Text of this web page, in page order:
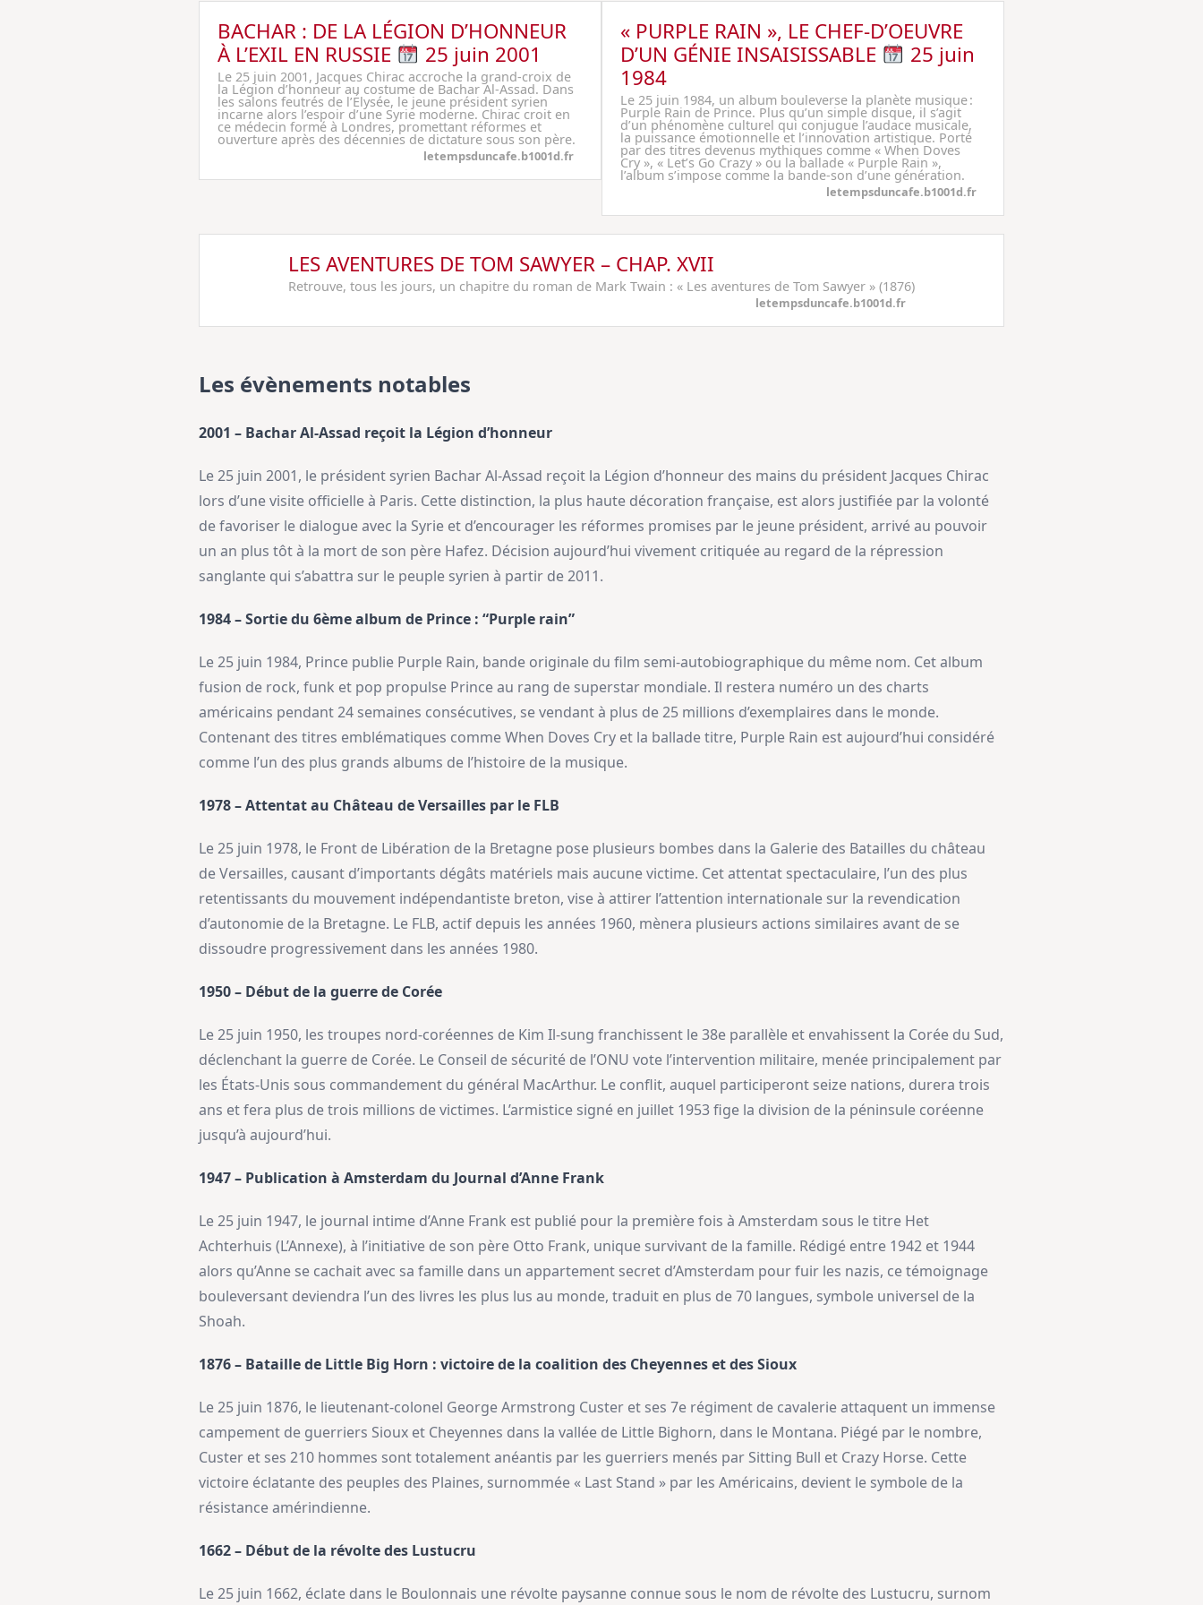
BACHAR : DE LA LÉGION D’HONNEUR
À L’EXIL EN RUSSIE
25 juin 2001
Le 25 juin 2001, Jacques Chirac accroche la grand-croix de
la Légion d’honneur au costume de Bachar Al-Assad. Dans
les salons feutrés de l’Élysée, le jeune président syrien
incarne alors l’espoir d’une Syrie moderne. Chirac croit en
ce médecin formé à Londres, promettant réformes et
ouverture après des décennies de dictature sous son père.
letempsduncafe.b1001d.fr
« PURPLE RAIN », LE CHEF-D’OEUVRE
D’UN GÉNIE INSAISISSABLE
25 juin
1984
Le 25 juin 1984, un album bouleverse la planète musique :
Purple Rain de Prince. Plus qu’un simple disque, il s’agit
d’un phénomène culturel qui conjugue l’audace musicale,
la puissance émotionnelle et l’innovation artistique. Porté
par des titres devenus mythiques comme « When Doves
Cry », « Let’s Go Crazy » ou la ballade « Purple Rain »,
l’album s’impose comme la bande-son d’une génération.
letempsduncafe.b1001d.fr
LES AVENTURES DE TOM SAWYER – CHAP. XVII
Retrouve, tous les jours, un chapitre du roman de Mark Twain : « Les aventures de Tom Sawyer » (1876)
letempsduncafe.b1001d.fr
Les évènements notables
2001 – Bachar Al-Assad reçoit la Légion d’honneur
Le 25 juin 2001, le président syrien Bachar Al-Assad reçoit la Légion d’honneur des mains du président Jacques Chirac
lors d’une visite officielle à Paris. Cette distinction, la plus haute décoration française, est alors justifiée par la volonté
de favoriser le dialogue avec la Syrie et d’encourager les réformes promises par le jeune président, arrivé au pouvoir
un an plus tôt à la mort de son père Hafez. Décision aujourd’hui vivement critiquée au regard de la répression
sanglante qui s’abattra sur le peuple syrien à partir de 2011.
1984 – Sortie du 6ème album de Prince : “Purple rain”
Le 25 juin 1984, Prince publie Purple Rain, bande originale du film semi-autobiographique du même nom. Cet album
fusion de rock, funk et pop propulse Prince au rang de superstar mondiale. Il restera numéro un des charts
américains pendant 24 semaines consécutives, se vendant à plus de 25 millions d’exemplaires dans le monde.
Contenant des titres emblématiques comme When Doves Cry et la ballade titre, Purple Rain est aujourd’hui considéré
comme l’un des plus grands albums de l’histoire de la musique.
1978 – Attentat au Château de Versailles par le FLB
Le 25 juin 1978, le Front de Libération de la Bretagne pose plusieurs bombes dans la Galerie des Batailles du château
de Versailles, causant d’importants dégâts matériels mais aucune victime. Cet attentat spectaculaire, l’un des plus
retentissants du mouvement indépendantiste breton, vise à attirer l’attention internationale sur la revendication
d’autonomie de la Bretagne. Le FLB, actif depuis les années 1960, mènera plusieurs actions similaires avant de se
dissoudre progressivement dans les années 1980.
1950 – Début de la guerre de Corée
Le 25 juin 1950, les troupes nord-coréennes de Kim Il-sung franchissent le 38e parallèle et envahissent la Corée du Sud,
déclenchant la guerre de Corée. Le Conseil de sécurité de l’ONU vote l’intervention militaire, menée principalement par
les États-Unis sous commandement du général MacArthur. Le conflit, auquel participeront seize nations, durera trois
ans et fera plus de trois millions de victimes. L’armistice signé en juillet 1953 fige la division de la péninsule coréenne
jusqu’à aujourd’hui.
1947 – Publication à Amsterdam du Journal d’Anne Frank
Le 25 juin 1947, le journal intime d’Anne Frank est publié pour la première fois à Amsterdam sous le titre Het
Achterhuis (L’Annexe), à l’initiative de son père Otto Frank, unique survivant de la famille. Rédigé entre 1942 et 1944
alors qu’Anne se cachait avec sa famille dans un appartement secret d’Amsterdam pour fuir les nazis, ce témoignage
bouleversant deviendra l’un des livres les plus lus au monde, traduit en plus de 70 langues, symbole universel de la
Shoah.
1876 – Bataille de Little Big Horn : victoire de la coalition des Cheyennes et des Sioux
Le 25 juin 1876, le lieutenant-colonel George Armstrong Custer et ses 7e régiment de cavalerie attaquent un immense
campement de guerriers Sioux et Cheyennes dans la vallée de Little Bighorn, dans le Montana. Piégé par le nombre,
Custer et ses 210 hommes sont totalement anéantis par les guerriers menés par Sitting Bull et Crazy Horse. Cette
victoire éclatante des peuples des Plaines, surnommée « Last Stand » par les Américains, devient le symbole de la
résistance amérindienne.
1662 – Début de la révolte des Lustucru
Le 25 juin 1662, éclate dans le Boulonnais une révolte paysanne connue sous le nom de révolte des Lustucru, surnom